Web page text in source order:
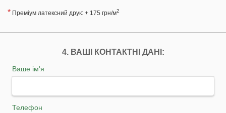
* Преміум латексний друк: + 175 грн/м2
4. ВАШІ КОНТАКТНІ ДАНІ:
Ваше ім'я
Телефон